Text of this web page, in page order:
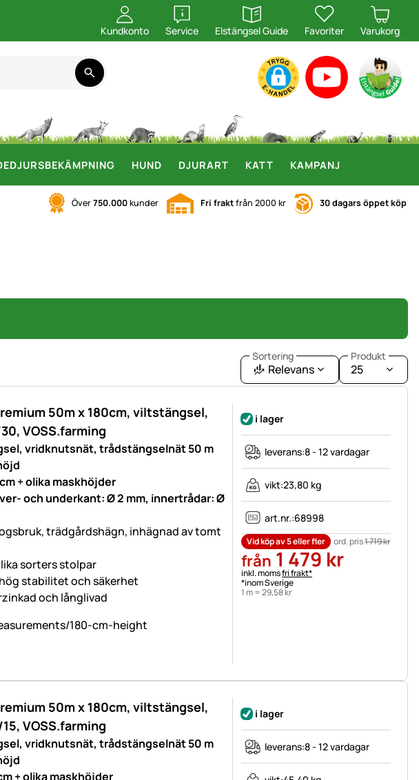
Kundkonto Service
öppna
Elstängsel Guide
öppna
Favoriter Varukorg
HUND DJURART KATT KAMPANJ
Över750.000kunder Fri fraktfrån 2000 kr 30 dagars öppet köp
Sortering
Relevans
Produkt
25
50m x 180cm, viltstängsel,
VOSS.farming
vridknutsnät, trådstängselnät 50 m
+ olika maskhöjder
och underkant: Ø 2 mm, innertrådar: Ø
trädgårdshägn, inhägnad av tomt
sorters stolpar
stabilitet och säkerhet
och långlivad
i lager
leverans:8 - 12 vardagar
vikt:23,80 kg
art.nr.:68998
Vid köp av 5 eller fler ord. pris1 719kr
från 1 479 kr
Skatteinformation:
inkl. momsfri frakt*
*inom Sverige
1 m =29,58kr
50m x 180cm, viltstängsel,
VOSS.farming
vridknutsnät, trådstängselnät 50 m
+ olika maskhöjder
i lager
leverans:8 - 12 vardagar